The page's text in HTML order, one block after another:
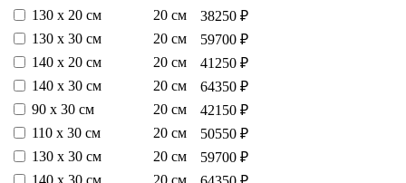
130 х 20 см
20 см
38250 ₽
130 х 30 см
20 см
59700 ₽
140 х 20 см
20 см
41250 ₽
140 х 30 см
20 см
64350 ₽
90 х 30 см
20 см
42150 ₽
110 х 30 см
20 см
50550 ₽
130 х 30 см
20 см
59700 ₽
140 х 30 см
20 см